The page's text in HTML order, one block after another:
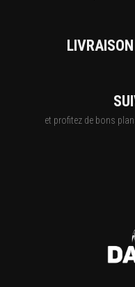
LIVRAISON
et profitez de bons